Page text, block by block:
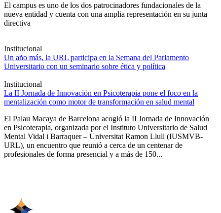
El campus es uno de los dos patrocinadores fundacionales de la
nueva entidad y cuenta con una amplia representación en su junta
directiva
Institucional
Un año más, la URL participa en la Semana del Parlamento
Universitario con un seminario sobre ética y política
Institucional
La II Jornada de Innovación en Psicoterapia pone el foco en la
mentalización como motor de transformación en salud mental
El Palau Macaya de Barcelona acogió la II Jornada de Innovación
en Psicoterapia, organizada por el Instituto Universitario de Salud
Mental Vidal i Barraquer – Universitat Ramon Llull (IUSMVB-
URL), un encuentro que reunió a cerca de un centenar de
profesionales de forma presencial y a más de 150...